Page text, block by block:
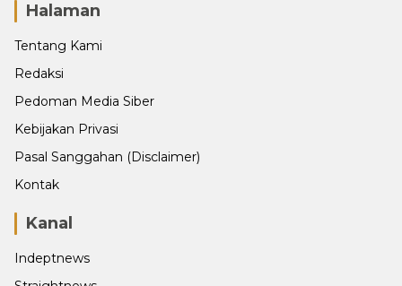
Halaman
Tentang Kami
Redaksi
Pedoman Media Siber
Kebijakan Privasi
Pasal Sanggahan (Disclaimer)
Kontak
Kanal
Indeptnews